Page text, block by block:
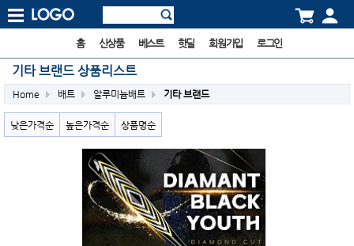
홈 신상품 베스트 핫딜 회원가입 로그인
기타 브랜드 상품리스트
Home 배트 알루미늄배트 기타 브랜드
낮은가격순 높은가격순 상품명순